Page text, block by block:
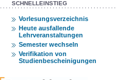
SCHNELLEINSTIEG
Vorlesungsverzeichnis
Heute ausfallende
Lehrveranstaltungen
Semester wechseln
Verifikation von
Studienbescheinigungen